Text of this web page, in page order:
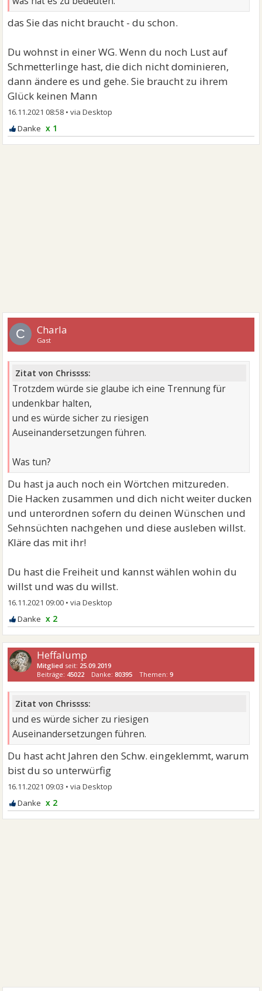
das Sie das nicht braucht - du schon.
Du wohnst in einer WG. Wenn du noch Lust auf
Schmetterlinge hast, die dich nicht dominieren,
dann ändere es und gehe. Sie braucht zu ihrem
Glück keinen Mann
16.11.2021 08:58 •
x 1
C Charla
Gast
Zitat von Chrissss:
Trotzdem würde sie glaube ich eine Trennung für
undenkbar halten,
und es würde sicher zu riesigen
Auseinandersetzungen führen.
Was tun?
Du hast ja auch noch ein Wörtchen mitzureden.
Die Hacken zusammen und dich nicht weiter ducken
und unterordnen sofern du deinen Wünschen und
Sehnsüchten nachgehen und diese ausleben willst.
Kläre das mit ihr!
Du hast die Freiheit und kannst wählen wohin du
willst und was du willst.
16.11.2021 09:00 •
x 2
Heffalump
Mitglied seit: 25.09.2019
Beiträge: 45022 Danke:80395 Themen:9
Zitat von Chrissss:
und es würde sicher zu riesigen
Auseinandersetzungen führen.
Du hast acht Jahren den Schw. eingeklemmt, warum
bist du so unterwürfig
16.11.2021 09:03 •
x 2